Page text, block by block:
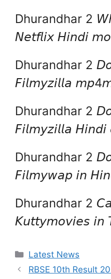
Dhurandhar 2
𝘕𝘦𝘵𝘧𝘭𝘪𝘹 𝘏𝘪𝘯𝘥𝘪
Dhurandhar 2
𝘍𝘪𝘭𝘮𝘺𝘻𝘪𝘭𝘭𝘢
Dhurandhar 2
𝘍𝘪𝘭𝘮𝘺𝘻𝘪𝘭𝘭𝘢
Dhurandhar 2
𝘍𝘪𝘭𝘮𝘺𝘸𝘢𝘱 𝘪𝘯
Dhurandhar 2
𝘒𝘶𝘵𝘵𝘺𝘮𝘰𝘷𝘪𝘦𝘴 𝘪𝘯
Categories
Latest News
RBSE 10th Result